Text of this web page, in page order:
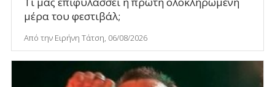
μέρα του φεστιβάλ;
Από την Ειρήνη Τάτση, 06/08/2026